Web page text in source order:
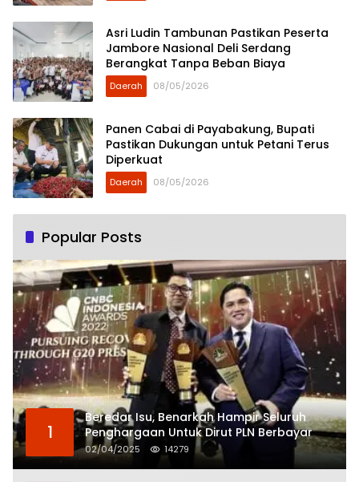
Asri Ludin Tambunan Pastikan Peserta
Jambore Nasional Deli Serdang
Berangkat Tanpa Beban Biaya
Daerah 08/05/2026
Panen Cabai di Payabakung, Bupati
Pastikan Dukungan untuk Petani Terus
Diperkuat
Daerah 08/05/2026
Popular Posts
1
Beredar Isu, Benarkah Hampir Seluruh
Penghargaan Untuk Dirut PLN Berbayar
02/04/2025 14279